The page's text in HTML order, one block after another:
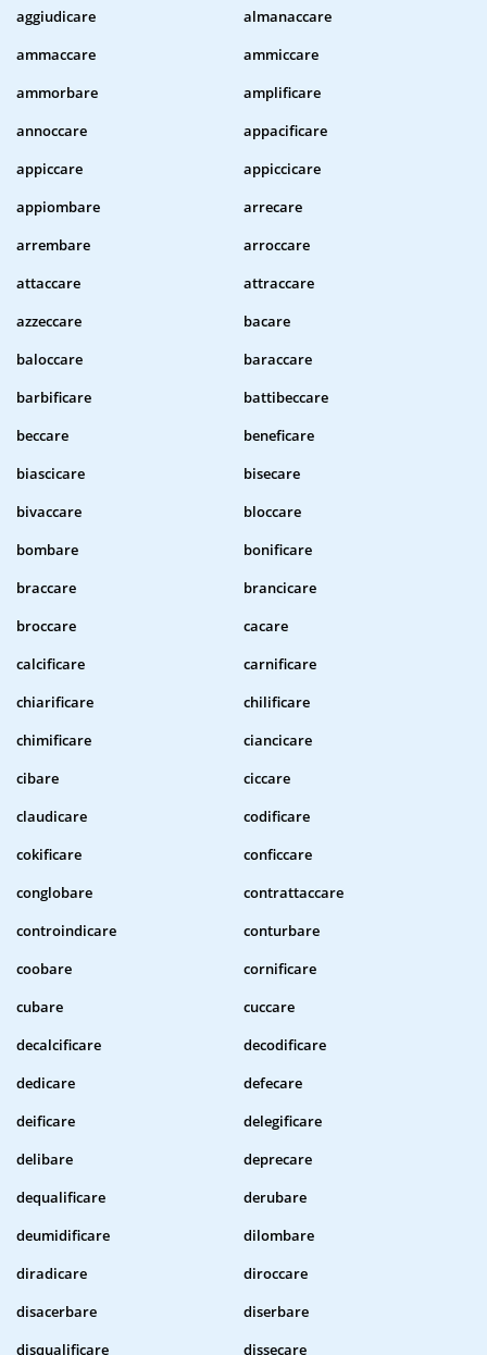
aggiudicare
almanaccare
ammaccare
ammiccare
ammorbare
amplificare
annoccare
appacificare
appiccare
appiccicare
appiombare
arrecare
arrembare
arroccare
attaccare
attraccare
azzeccare
bacare
baloccare
baraccare
barbificare
battibeccare
beccare
beneficare
biascicare
bisecare
bivaccare
bloccare
bombare
bonificare
braccare
brancicare
broccare
cacare
calcificare
carnificare
chiarificare
chilificare
chimificare
ciancicare
cibare
ciccare
claudicare
codificare
cokificare
conficcare
conglobare
contrattaccare
controindicare
conturbare
coobare
cornificare
cubare
cuccare
decalcificare
decodificare
dedicare
defecare
deificare
delegificare
delibare
deprecare
dequalificare
derubare
deumidificare
dilombare
diradicare
diroccare
disacerbare
diserbare
disqualificare
dissecare